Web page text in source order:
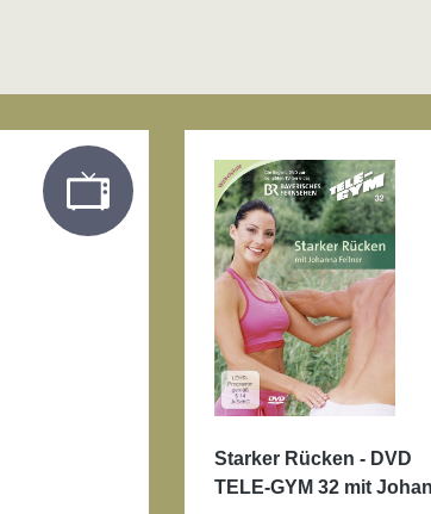
Starker Rücken - DVD
TELE-GYM 32 mit